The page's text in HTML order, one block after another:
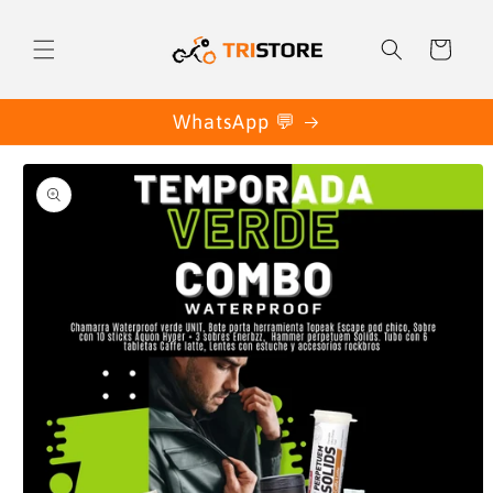
al contenido
Carrito
WhatsApp 💬
Ir
directamente
a la
información